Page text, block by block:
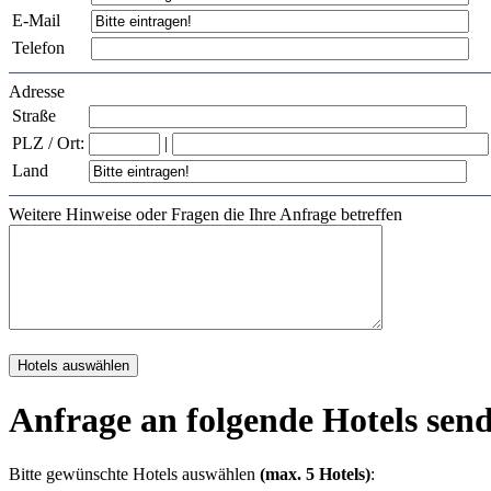
E-Mail
Telefon
Adresse
Straße
PLZ / Ort:
|
Land
Weitere Hinweise oder Fragen die Ihre Anfrage betreffen
Anfrage an folgende Hotels
Bitte gewünschte Hotels auswählen (max. 5 Hotels):